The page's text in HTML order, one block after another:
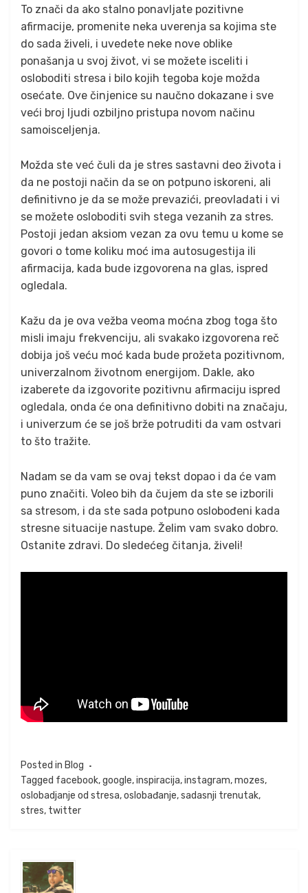
To znači da ako stalno ponavljate pozitivne
afirmacije, promenite neka uverenja sa kojima ste
do sada živeli, i uvedete neke nove oblike
ponašanja u svoj život, vi se možete isceliti i
osloboditi stresa i bilo kojih tegoba koje možda
osećate. Ove činjenice su naučno dokazane i sve
veći broj ljudi ozbiljno pristupa novom načinu
samoisceljenja.
Možda ste već čuli da je stres sastavni deo života i
da ne postoji način da se on potpuno iskoreni, ali
definitivno je da se može prevazići, preovladati i vi
se možete osloboditi svih stega vezanih za stres.
Postoji jedan aksiom vezan za ovu temu u kome se
govori o tome koliku moć ima autosugestija ili
afirmacija, kada bude izgovorena na glas, ispred
ogledala.
Kažu da je ova vežba veoma moćna zbog toga što
misli imaju frekvenciju, ali svakako izgovorena reč
dobija još veću moć kada bude prožeta pozitivnom,
univerzalnom životnom energijom. Dakle, ako
izaberete da izgovorite pozitivnu afirmaciju ispred
ogledala, onda će ona definitivno dobiti na značaju,
i univerzum će se još brže potruditi da vam ostvari
to što tražite.
Nadam se da vam se ovaj tekst dopao i da će vam
puno značiti. Voleo bih da čujem da ste se izborili
sa stresom, i da ste sada potpuno oslobođeni kada
stresne situacije nastupe. Želim vam svako dobro.
Ostanite zdravi. Do sledećeg čitanja, živeli!
Posted in Blog
Tagged facebook,google,inspiracija,instagram,mozes,
oslobadjanje od stresa,oslobađanje,sadasnji trenutak,
stres, twitter